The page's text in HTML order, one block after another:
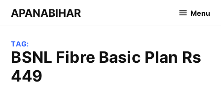
SkipAPANABIHAR Menu
TAG:
BSNL Fibre Basic Plan Rs
449